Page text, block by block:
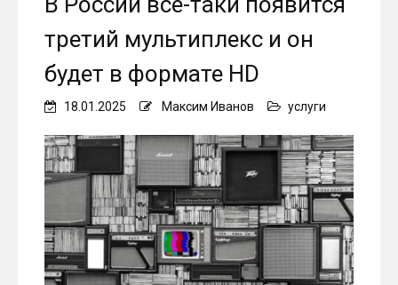
третий мультиплекс и он
будет в формате HD
18.01.2025 Максим Иванов услуги